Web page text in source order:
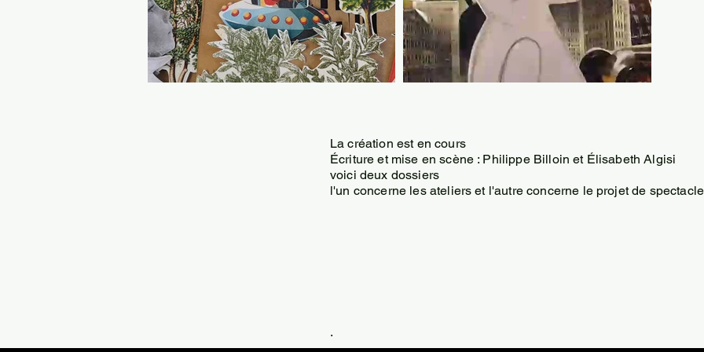
La création est en cours
Écriture et mise en scène : Philippe Billoin et Élisabeth Algisi
voici deux dossiers
l'un concerne les ateliers et l'autre concerne le projet de spectacle
.